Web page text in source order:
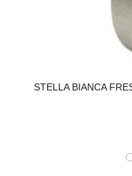
STELLA BIANCA